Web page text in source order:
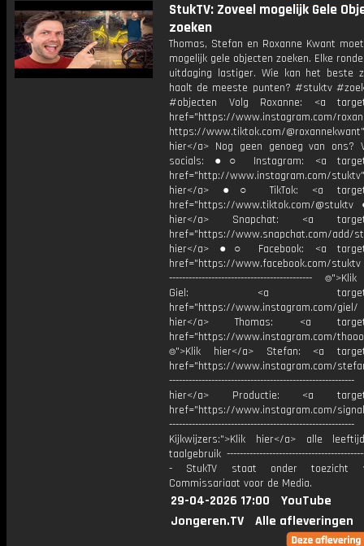
StukTV: Zoveel mogelijk Gele
zoeken
Thomas, Stefan en Roxanne Kwant
mogelijk gele objecten zoeken. Elke
uitdaging lastiger. Wie kan het beste
haalt de meeste punten? #stuktv
#objecten Volg Roxanne: <a
href="https://www.instagram.com/
https://www.tiktok.com/
hier</a> Nog geen genoeg van ons?
socials: ●○ Instagram: <a
href="http://www.instagram.com/
hier</a> ●○ TikTok: <a
href="https://www.tiktok.com/
hier</a> Snapchat: <a
href="https://www.snapchat.com/add/
hier</a> ●○ Facebook: <a
href="https://www.facebook.com/stuktv
--------------------------------------------
Giel: <a
href="https://www.instagram.com/
hier</a> Thomas: <a
href="https://www.instagram.com/
⌾">Klik hier</a> Stefan: <a
href="https://www.instagram.com/
hier</a> Productie: <a
href="https://www.instagram.com/
---------------------------------------------------------
Kijkwijzers:">Klik hier</a> alle
taalgebruik
- StukTV staat onder toezicht
Commissariaat voor de Media.
29-04-2026 17:00
YouTube
Jongeren.TV
Alle afleveringen